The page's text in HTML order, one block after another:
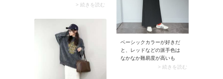
いるスポーツバッグ。だか
性は抜群！ スナップのよう
なオーバーサイズコーデに
斜め掛けすれば、着こなし
の引き締め役にもなってく
> 続きを読む
ベーシックカラーが好きだ
と、レッドなどの派手色は
なかなか難易度が高いも
の。でも靴下なら気軽に取
> 続きを読む